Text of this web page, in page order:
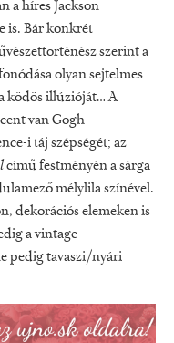
a híres Jackson
is. Bár konkrét
szerint a
olyan sejtelmes
ködös illúzióját… A
van Gogh
i táj szépségét; az
című festményén a sárga
mélylila színével.
dekorációs elemeken is
a vintage
pedig tavaszi/nyári